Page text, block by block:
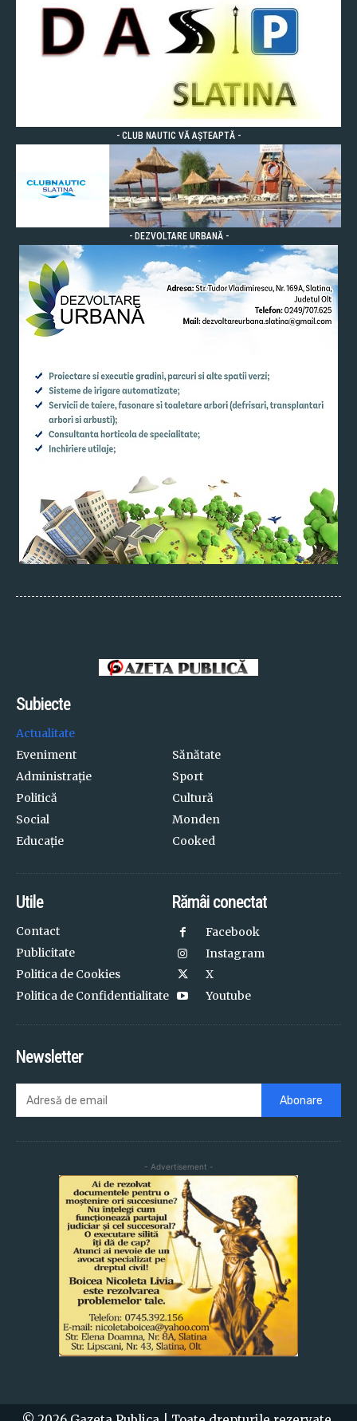
- CLUB NAUTIC VĂ AȘTEAPTĂ -
- DEZVOLTARE URBANĂ -
Subiecte
Actualitate
Eveniment
Administrație
Politică
Social
Educație
Sănătate
Sport
Cultură
Monden
Cooked
Utile
Contact
Publicitate
Politica de Cookies
Politica de Confidentialitate
Rămâi conectat
Facebook
Instagram
X
Youtube
Newsletter
Abonare
- Advertisement -